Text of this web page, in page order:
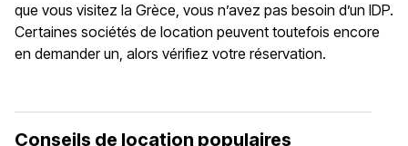
que vous visitez la Grèce, vous n’avez pas besoin d’un IDP.
Certaines sociétés de location peuvent toutefois encore
en demander un, alors vérifiez votre réservation.
Conseils de location populaires